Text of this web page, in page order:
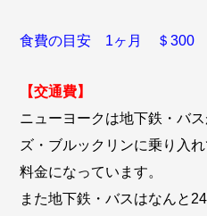
食費の目安 1ヶ月 ＄300
【交通費】
ニューヨークは地下鉄・バ
ズ・ブルックリンに乗り入
料金になっています。
また地下鉄・バスはなんと